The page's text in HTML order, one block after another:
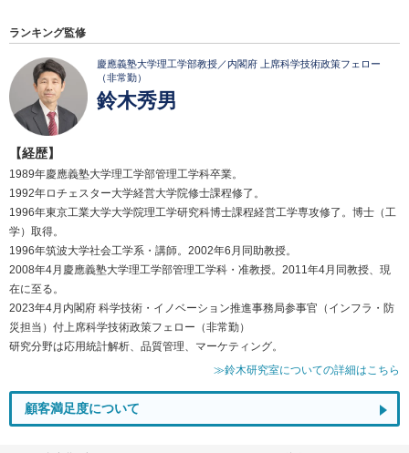
ランキング監修
慶應義塾大学理工学部教授／内閣府 上席科学技術政策フェロー
（非常勤）
鈴木秀男
【経歴】
1989年慶應義塾大学理工学部管理工学科卒業。
1992年ロチェスター大学経営大学院修士課程修了。
1996年東京工業大学大学院理工学研究科博士課程経営工学専攻修了。博士（工
学）取得。
1996年筑波大学社会工学系・講師。2002年6月同助教授。
2008年4月慶應義塾大学理工学部管理工学科・准教授。2011年4月同教授、現
在に至る。
2023年4月内閣府 科学技術・イノベーション推進事務局参事官（インフラ・防
災担当）付上席科学技術政策フェロー（非常勤）
研究分野は応用統計解析、品質管理、マーケティング。
≫鈴木研究室についての詳細はこちら
顧客満足度について